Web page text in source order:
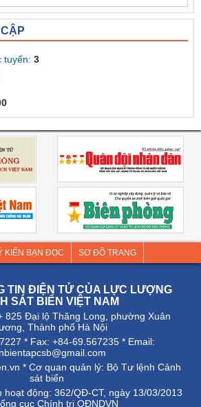
tuyến: 3
KIẾN BẠN ĐỌC SƠ ĐỒ TRANG
TIN ĐIỆN TỬ CỦA LỰC LƯỢNG
SÁT BIỂN VIỆT NAM
825 Đại lộ Thăng Long, phường Xuân
Thành phố Hà Nội
* Fax: +84-69.567235 * Email:
* Cơ quan quản lý: Bộ Tư lệnh Cảnh
sát biển
hoạt động: 362/QÐ-CT, ngày 13/03/2013
cục Chính trị QĐNDVN